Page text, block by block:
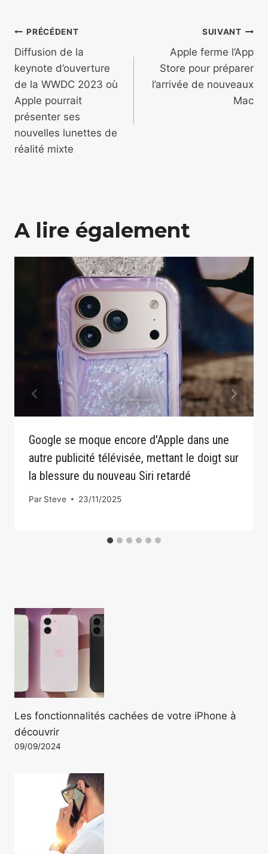
Navigation
de
l’article
PRÉCÉDENT
Diffusion de la
keynote d’ouverture
de la WWDC 2023 où
Apple pourrait
présenter ses
nouvelles lunettes de
réalité mixte
SUIVANT
Apple ferme l’App
Store pour préparer
l’arrivée de nouveaux
Mac
A lire également
Google se moque encore d'Apple dans une
autre publicité télévisée, mettant le doigt sur
la blessure du nouveau Siri retardé
Par Steve 23/11/2025
Les fonctionnalités cachées de votre iPhone à
découvrir
09/09/2024